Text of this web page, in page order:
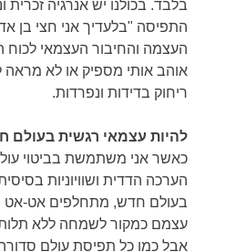
בלבד. בכולנו יש אנרגיה זכרית
התפיסה "בלעדיך אני חצי בן
העצמה והחיבור העצמאי
אוהב אותי מספיק או לא
ריחוק בדידות ונפרדות.
להיות עצמאי רגשית בעולם
כאשר אני משתמשת בביטוי
הערכה הדדית ושוויוניות
בעולם חדש, מתחלפים אט-אט
עצמם כמקור לשמחה ללא
אבל כמו כל תפיסת עולם